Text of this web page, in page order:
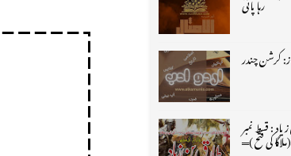
کرشن چندر
: قسط نمبر